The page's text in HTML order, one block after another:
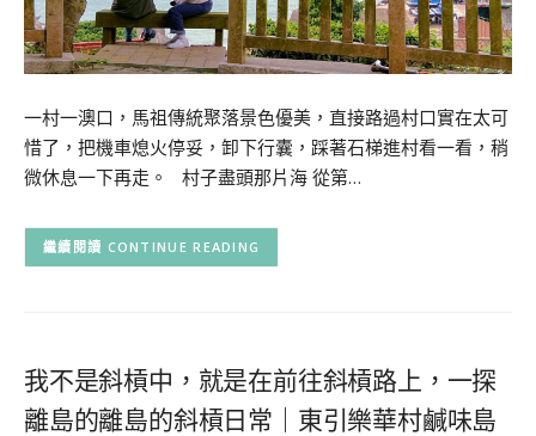
一村一澳口，馬祖傳統聚落景色優美，直接路過村口實在太可
惜了，把機車熄火停妥，卸下行囊，踩著石梯進村看一看，稍
微休息一下再走。 村子盡頭那片海 從第…
CONTINUE READING
我不是斜槓中，就是在前往斜槓路上，一探
離島的離島的斜槓日常｜東引樂華村鹹味島